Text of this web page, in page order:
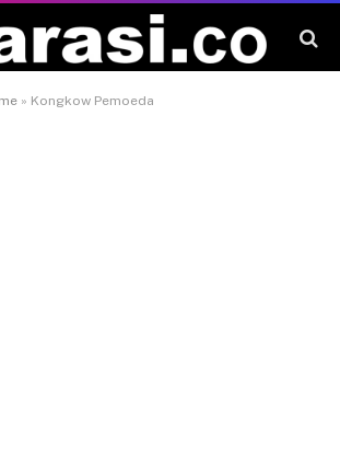
» Kongkow Pemoeda